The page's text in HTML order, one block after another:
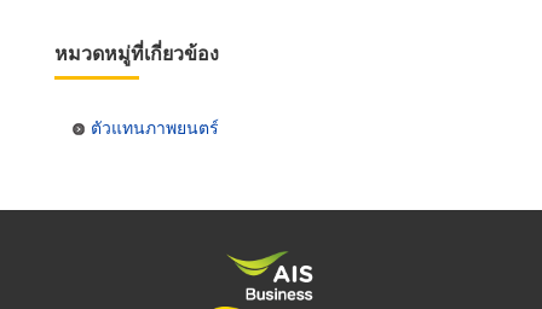
หมวดหมู่ที่เกี่ยวข้อง
ตัวแทนภาพยนตร์